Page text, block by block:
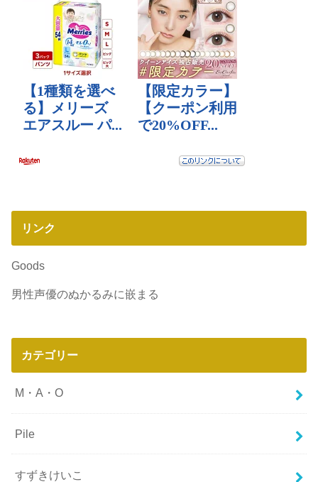
リンク
Goods
男性声優のぬかるみに嵌まる
カテゴリー
M・A・O
Pile
すずきけいこ